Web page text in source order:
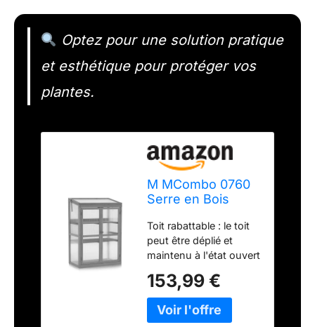
Optez pour une solution pratique
et esthétique pour protéger vos
plantes.
M MCombo 0760
Serre en Bois
Jardin, Petite
Serre
Greenhouse,
résistante à l'hiver
(Gris)
Toit rabattable : le toit
peut être déplié et
maintenu à l'état ouvert
excellente ventilation
du lit froid pour que
vos plantes poussent
153,99 €